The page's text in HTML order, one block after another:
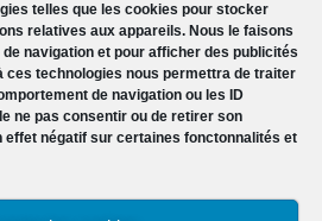
telles que les cookies pour stocker
relatives aux appareils. Nous le faisons
navigation et pour afficher des publicités
ces technologies nous permettra de traiter
de navigation ou les ID
ne pas consentir ou de retirer son
effet négatif sur certaines fonctonnalités et
Garonne